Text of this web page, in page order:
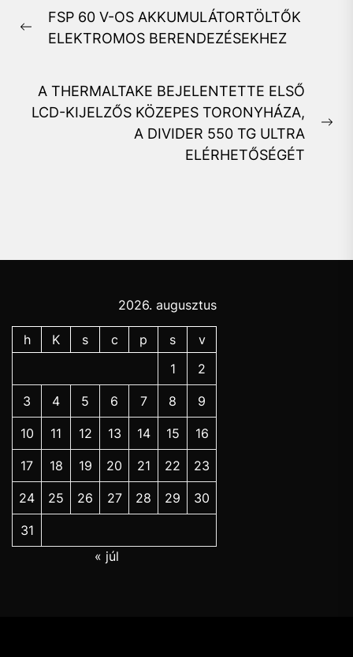
navigáció
Previous
FSP 60 V-OS AKKUMULÁTORTÖLTŐK
ELEKTROMOS BERENDEZÉSEKHEZ
A THERMALTAKE BEJELENTETTE ELSŐ
LCD-KIJELZŐS KÖZEPES TORONYHÁZA,
A DIVIDER 550 TG ULTRA
ELÉRHETŐSÉGÉT
2026. augusztus
h K s c p s
v
1
2
3 4 5 6 7 8 9
10 11 12 13 14 15 16
17 18 19 20 21 22 23
24 25 26 27 28 29 30
31
« júl